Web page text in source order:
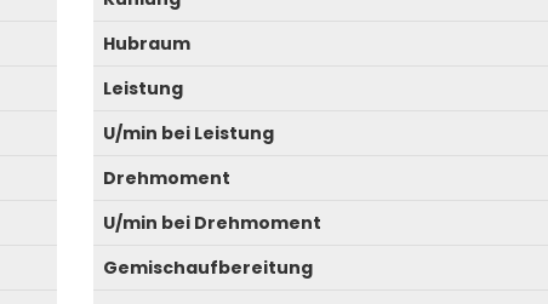
Hubraum
Leistung
U/min bei Leistung
Drehmoment
U/min bei Drehmoment
Gemischaufbereitung